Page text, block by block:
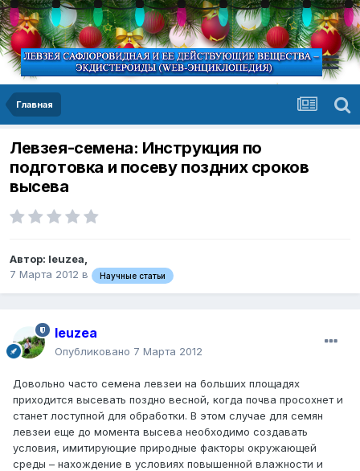
Главная
Левзея-семена: Инструкция по
подготовка и посеву поздних сроков
высева
Автор: leuzea,
7 Марта 2012 в Научные статьи
leuzea
Опубликовано 7 Марта 2012
Довольно часто семена левзеи на больших площадях
приходится высевать поздно весной, когда почва просохнет и
станет лоступной для обработки. В этом случае для семян
левзеи еще до момента высева необходимо создавать
условия, имитирующие природные факторы окружающей
среды – нахождение в условиях повышенной влажности и